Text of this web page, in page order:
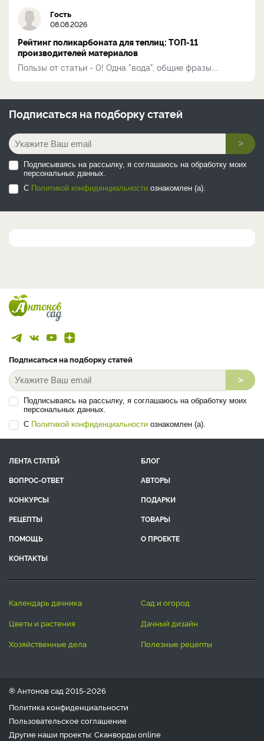
Гость
08.08.2026
Рейтинг поликарбоната для теплиц: ТОП-11
производителей материалов
Пользы от статьи - 0! Одна "вода", общие фразы....
Подписаться на подборку статей
>
Подписываясь на рассылку, я соглашаюсь на обработку моих
персональных данных.
С Политикой конфиденциальности ознакомлен (а).
Подписаться на подборку статей
>
Подписываясь на рассылку, я соглашаюсь на обработку моих
персональных данных.
С Политикой конфиденциальности ознакомлен (а).
ЛЕНТА СТАТЕЙ
БЛОГ
ВОПРОС-ОТВЕТ
АВТОРЫ
КОНКУРСЫ
ПОДАРКИ
РЕЦЕПТЫ
ТОВАРЫ
ПОМОЩЬ
О ПРОЕКТЕ
КОНТАКТЫ
календарь дачника
сад и огород
цветы и растения
дачный дизайн
хозяйственные дела
полезные рецепты
® Антонов сад 2015-2026
Политика конфиденциальности
Пользовательское соглашение
Другие наши проекты: Сканвордыonline